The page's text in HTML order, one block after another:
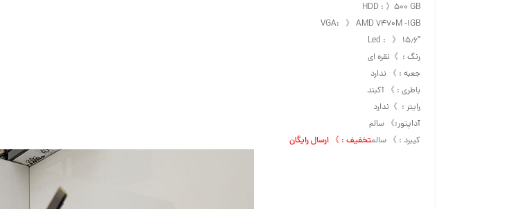
HDD : 》۵۰۰ GB
VGA: 》 AMD 7470M -1GB
Led : 》 ۱۵٫۶″
رنگ : 》نقره ای
جعبه : 》 ندارد
باطری : 》 آکبند
رایتر : 》ندارد
آداپتور:》 سالم
کیبرد : 》 سالمتخفیف : 》 ارسال رایگان